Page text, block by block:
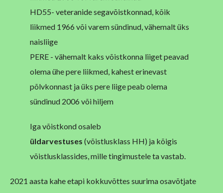
HD55- veteranide segavõistkonnad, kõik
liikmed 1966 või varem sündinud, vähemalt üks
naisliige
PERE - vähemalt kaks võistkonna liiget peavad
olema ühe pere liikmed, kahest erinevast
põlvkonnast ja üks pere liige peab olema
sündinud 2006 või hiljem
Iga võistkond osaleb
üldarvestuses (võistlusklass HH) ja kõigis
võistlusklassides, mille tingimustele ta vastab.
2021 aasta kahe etapi kokkuvõttes suurima osavõtjate